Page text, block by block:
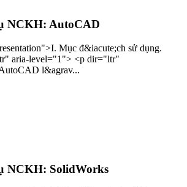
NCKH: AutoCAD
Mục đ&iacute;ch sử dụng.
aria-level="1"> <p dir="ltr"
l&agrav...
NCKH: SolidWorks